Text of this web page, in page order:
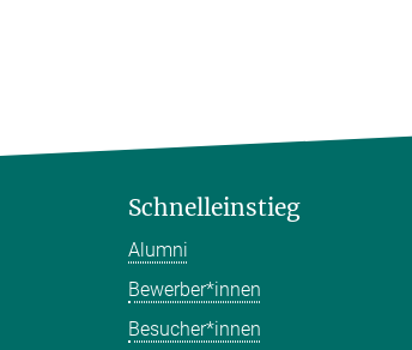
Schnelleinstieg
Alumni
Bewerber*innen
Besucher*innen